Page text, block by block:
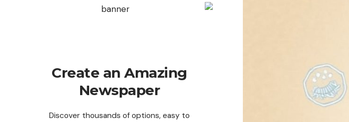
Create an Amazing
Newspaper
Discover thousands of options, easy to